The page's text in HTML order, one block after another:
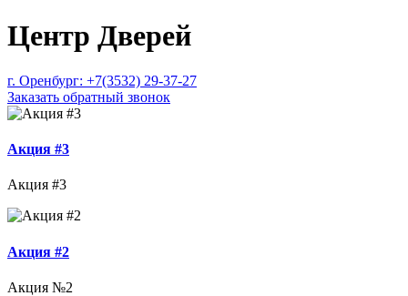
Центр Дверей
г. Оренбург: +7(3532) 29-37-27
Заказать обратный звонок
Акция #3
Акция #3
Акция #2
Акция №2